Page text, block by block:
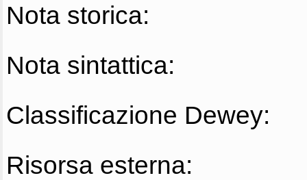
Nota storica:
Nota sintattica:
Classificazione Dewey:
Risorsa esterna: